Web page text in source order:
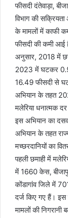
फीसदी दंतेवाड़ा,
विभाग की
के मामलों में काफी
फीसदी की कमी आई
अनुसार, 2018 में
2023 में घटकर
16.49 फीसदी से
अभियान के तहत
मलेरिया धनात्मक
इस अभियान का
अभियान के तहत
मच्छरदानियों का
पहली छमाही में
में 1660 केस,
कोंडागांव जिले में
दर्ज किए गए हैं। इस
मामलों की